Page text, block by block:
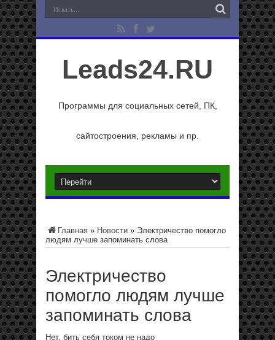
Leads24.RU
Программы для социальных сетей, ПК,
сайтостроения, рекламы и пр.
Главная » Новости » Электричество помогло
людям лучше запоминать слова
Электричество
помогло людям лучше
запоминать слова
Нет, бить себя током не надо